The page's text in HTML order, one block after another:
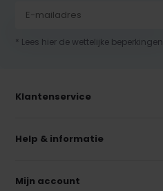
* Lees hier de wettelijke beperkingen
Klantenservice
Help & informatie
Mijn account